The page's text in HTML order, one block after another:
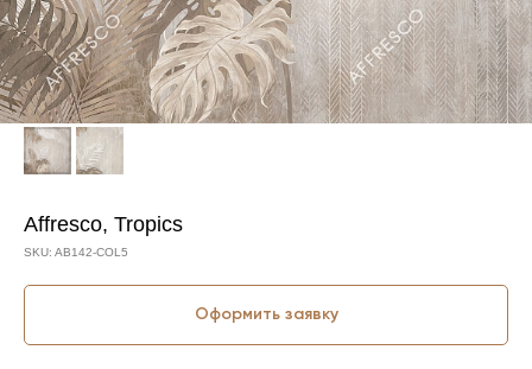
Affresco, Tropics
SKU: AB142-COL5
Оформить заявку